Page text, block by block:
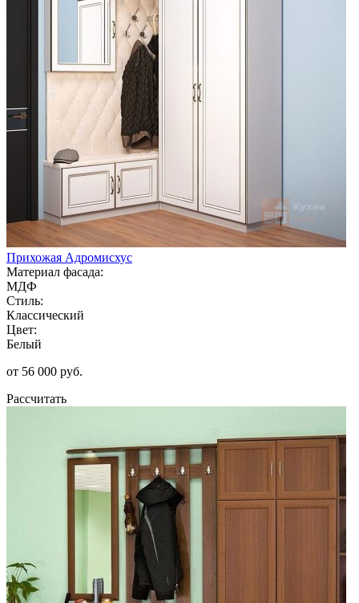
Прихожая Адромисхус
Материал фасада:
МДФ
Стиль:
Классический
Цвет:
Белый
от 56 000 руб.
Рассчитать